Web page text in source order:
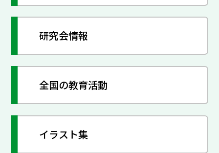
研究会情報
全国の教育活動
イラスト集